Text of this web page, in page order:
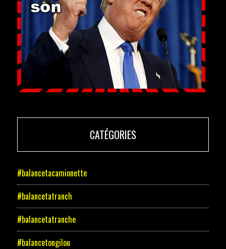
CATÉGORIES
#balancetacamionette
#balancetatranch
#balancetatranche
#balancetongilou